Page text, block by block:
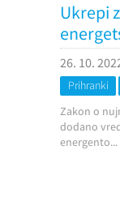
Ukrepi
26. 10.
Prihranki
Zakon o
dodano
energento...